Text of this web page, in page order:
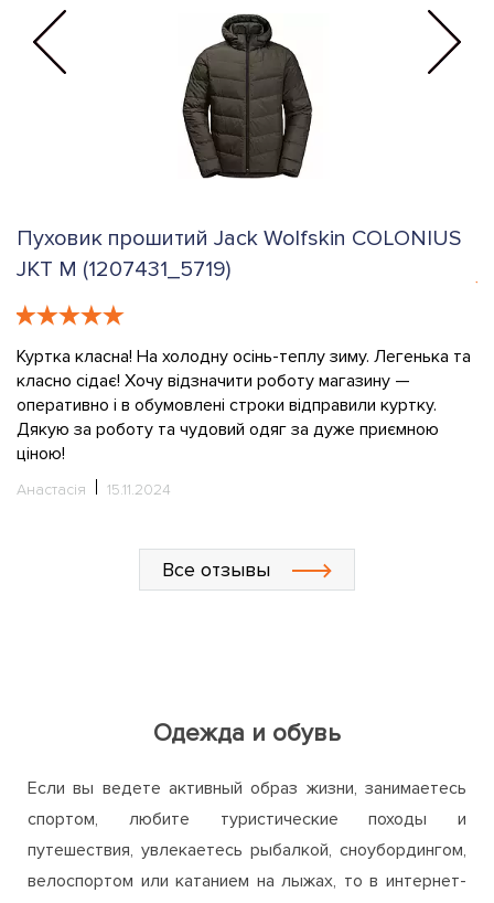
Пуховик прошитий Jack Wolfskin COLONIUS
JKT M (1207431_5719)
Куртка класна! На холодну осінь-теплу зиму. Легенька та
класно сідає! Хочу відзначити роботу магазину —
оперативно і в обумовлені строки відправили куртку.
Дякую за роботу та чудовий одяг за дуже приємною
ціною!
Анастасія 15.11.2024
Все отзывы
Одежда и обувь
Если вы ведете активный образ жизни, занимаетесь
спортом, любите туристические походы и
путешествия, увлекаетесь рыбалкой, сноубордингом,
велоспортом или катанием на лыжах, то в интернет-